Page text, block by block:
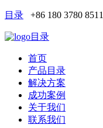
目录 +86 180 3780 8511
目录
首页
产品目录
解决方案
成功案例
关于我们
联系我们